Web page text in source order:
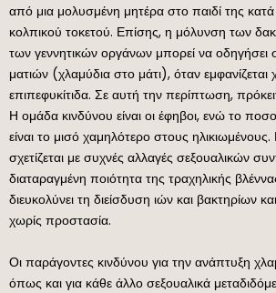
από μια μολυσμένη μητέρα στο παιδί της κατά
κολπικού τοκετού. Επίσης, η μόλυνση των
των γεννητικών οργάνων μπορεί να
ματιών (χλαμύδια στο μάτι), όταν εμφανίζεται
επιπεφυκίτιδα. Σε αυτή την περίπτωση,
Η ομάδα κινδύνου είναι οι έφηβοι, ενώ το
είναι το μισό χαμηλότερο στους
σχετίζεται με συχνές αλλαγές σεξουαλικών
διαταραγμένη ποιότητα της τραχηλικής
διευκολύνει τη διείσδυση ιών και βακτηρίων
χωρίς προστασία.
Οι παράγοντες κινδύνου για την ανάπτυξη
όπως και για κάθε άλλο σεξουαλικά